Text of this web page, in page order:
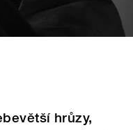
hrůzy,